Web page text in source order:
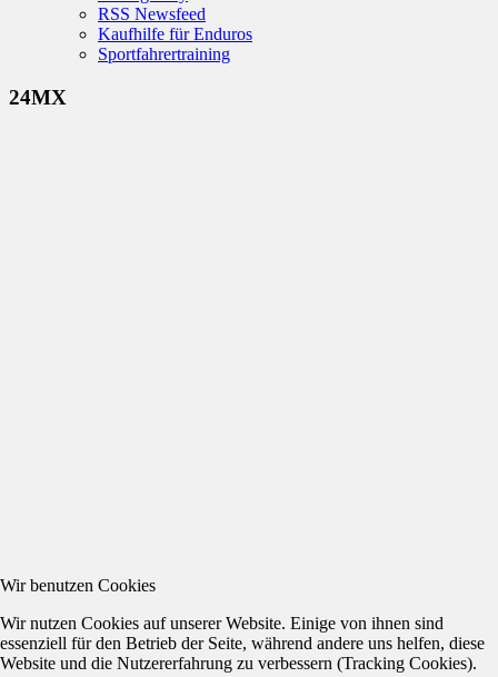
RSS Newsfeed
Kaufhilfe für Enduros
Sportfahrertraining
24MX
Wir benutzen Cookies
Wir nutzen Cookies auf unserer Website. Einige von ihnen sind
essenziell für den Betrieb der Seite, während andere uns helfen, diese
Website und die Nutzererfahrung zu verbessern (Tracking Cookies).